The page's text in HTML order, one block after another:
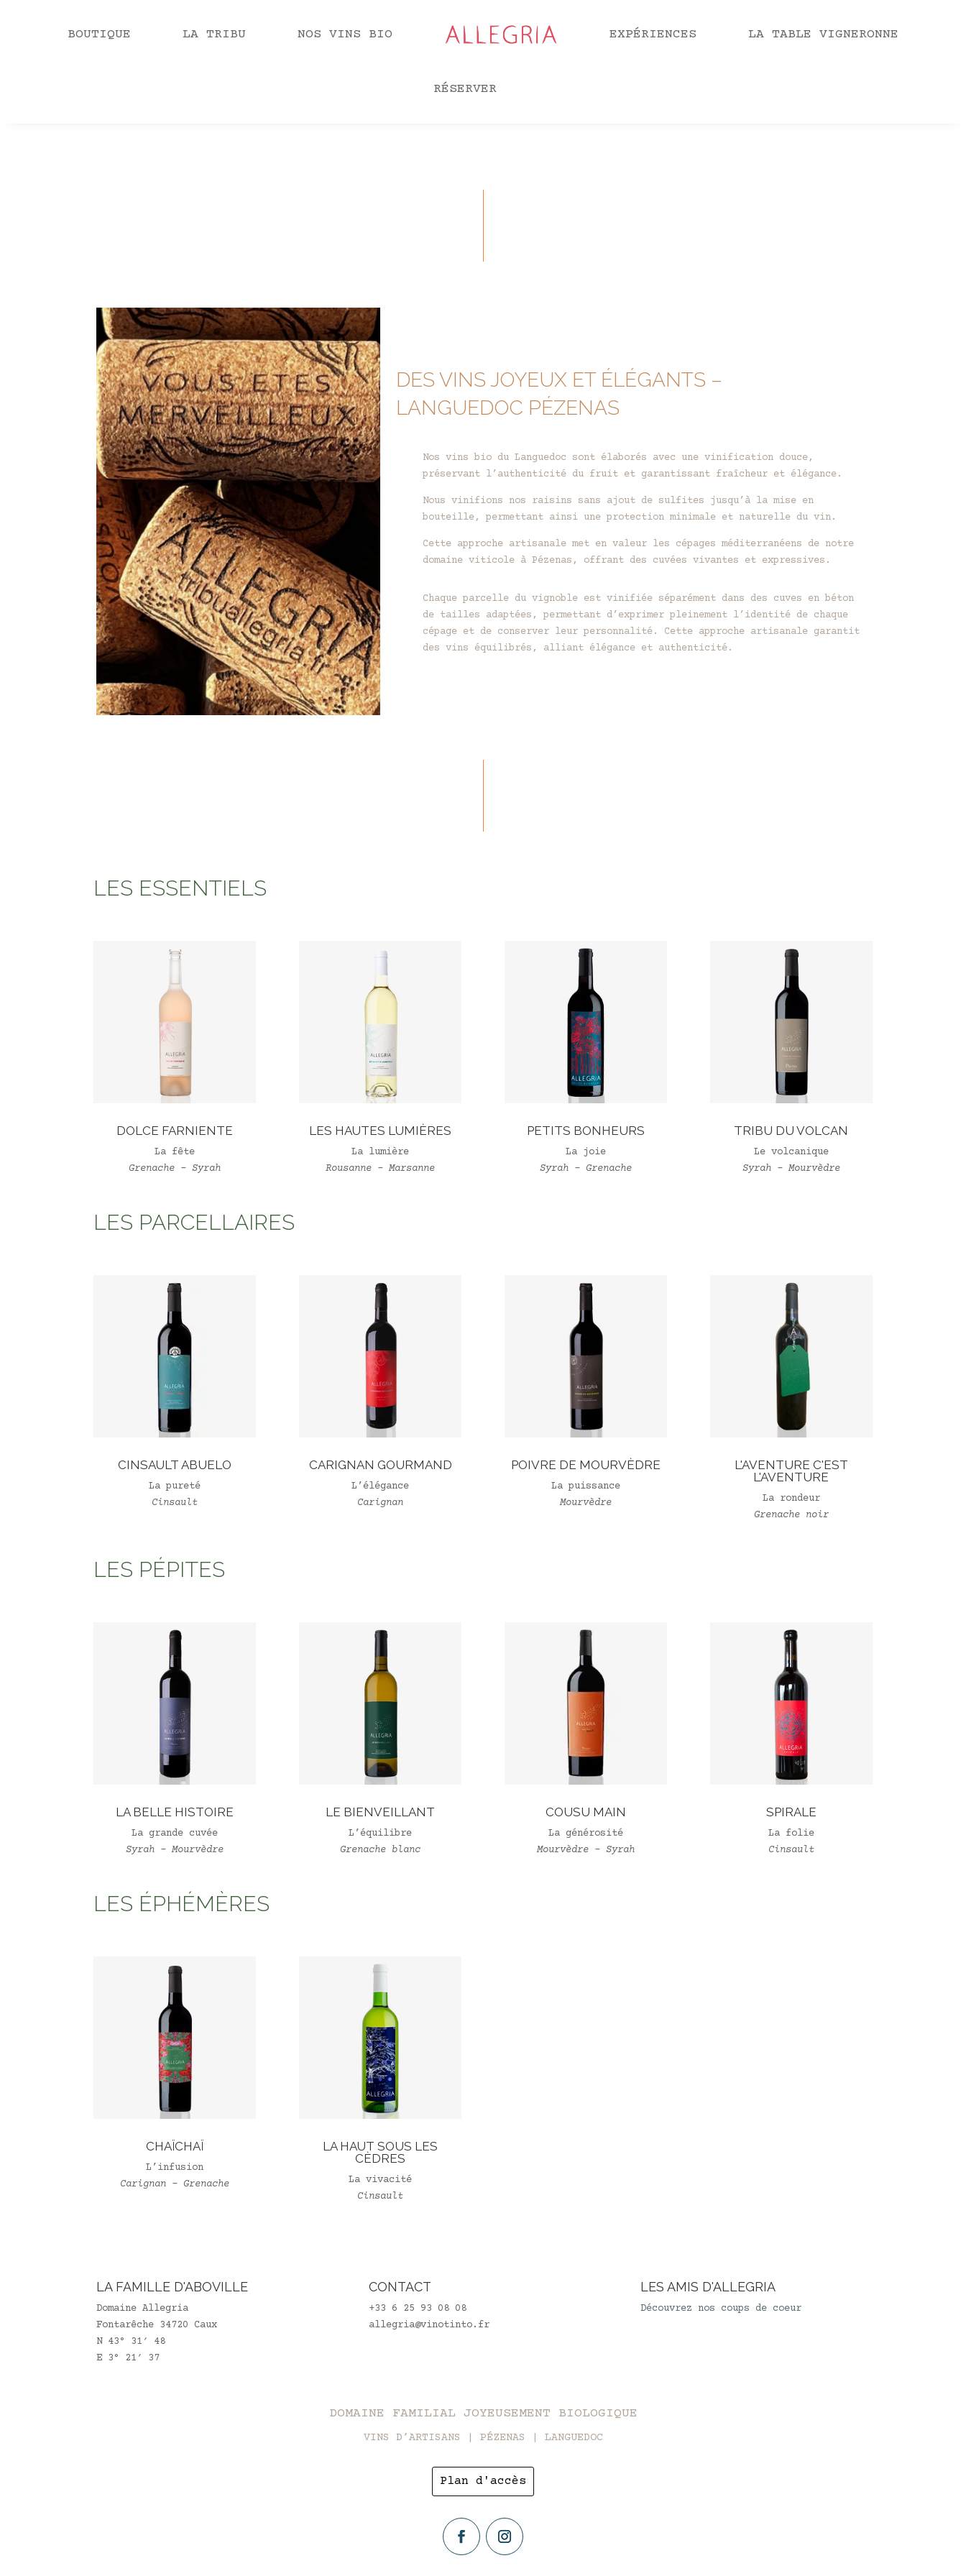
BOUTIQUE LA TRIBU NOS VINS BIO EXPÉRIENCES LA TABLE VIGNERONNE
RÉSERVER
DES VINS JOYEUX ET ÉLÉGANTS –
LANGUEDOC PÉZENAS
Nos vins bio du Languedoc sont élaborés avec une vinification douce,
préservant l’authenticité du fruit et garantissant fraîcheur et élégance.
Nous vinifions nos raisins sans ajout de sulfites jusqu’à la mise en
bouteille, permettant ainsi une protection minimale et naturelle du vin.
Cette approche artisanale met en valeur les cépages méditerranéens de notre
domaine viticole à Pézenas, offrant des cuvées vivantes et expressives.
Chaque parcelle du vignoble est vinifiée séparément dans des cuves en béton
de tailles adaptées, permettant d’exprimer pleinement l’identité de chaque
cépage et de conserver leur personnalité. Cette approche artisanale garantit
des vins équilibrés, alliant élégance et authenticité.
LES ESSENTIELS
DOLCE FARNIENTE
La fête
Grenache – Syrah
LES HAUTES LUMIÈRES
La lumière
Rousanne – Marsanne
PETITS BONHEURS
La joie
Syrah – Grenache
TRIBU DU VOLCAN
Le volcanique
Syrah – Mourvèdre
LES PARCELLAIRES
CINSAULT ABUELO
La pureté
Cinsault
CARIGNAN GOURMAND
L’élégance
Carignan
POIVRE DE MOURVÈDRE
La puissance
Mourvèdre
L'AVENTURE C'EST
L'AVENTURE
La rondeur
Grenache noir
LES PÉPITES
LA BELLE HISTOIRE
La grande cuvée
Syrah – Mourvèdre
LE BIENVEILLANT
L’équilibre
Grenache blanc
COUSU MAIN
La générosité
Mourvèdre – Syrah
SPIRALE
La folie
Cinsault
LES ÉPHÉMÈRES
CHAÏCHAÏ
L’infusion
Carignan – Grenache
LA HAUT SOUS LES
CÈDRES
La vivacité
Cinsault
LA FAMILLE D'ABOVILLE
Domaine Allegria
Fontarêche 34720 Caux
N 43° 31′ 48
E 3° 21′ 37
CONTACT
+33 6 25 93 08 08
allegria@vinotinto.fr
LES AMIS D'ALLEGRIA
Découvrez nos coups de coeur
DOMAINE FAMILIAL JOYEUSEMENT BIOLOGIQUE
VINS D’ARTISANS | PÉZENAS | LANGUEDOC
Plan d'accès